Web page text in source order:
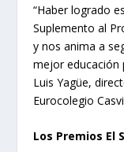
“Haber logrado
Suplemento al
y nos anima a
mejor educación
Luis Yagüe,
Eurocolegio
Los Premios El